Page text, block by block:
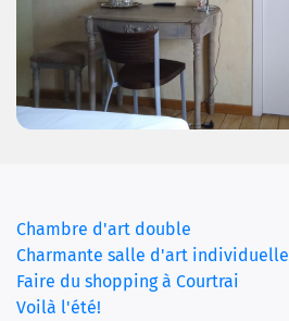
Chambre d'art double
Charmante salle d'art individuelle
Faire du shopping à Courtrai
Voilà l'été!